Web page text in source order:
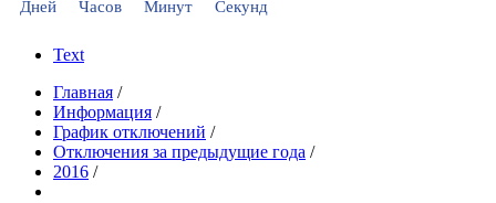
Дней Часов Минут Секунд
Text
Главная /
Информация /
График отключений /
Отключения за предыдущие года /
2016 /